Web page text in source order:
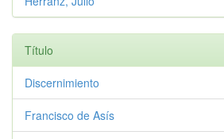
Título
Discernimiento
Francisco de Asís